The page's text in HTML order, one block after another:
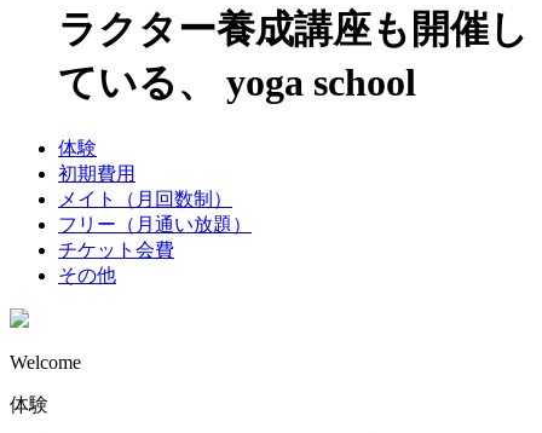
ラクター養成講座も開催し
ている、 yoga school
体験
初期費用
メイト（月回数制）
フリー（月通い放題）
チケット会費
その他
Welcome
体験